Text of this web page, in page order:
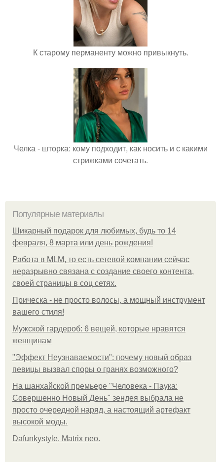
К старому перманенту можно привыкнуть.
Челка - шторка: кому подходит, как носить и с какими
стрижками сочетать.
Популярные материалы
Шикарный подарок для любимых, будь то 14
февраля, 8 марта или день рождения!
Работа в MLM, то есть сетевой компании сейчас
неразрывно связана с создание своего контента,
своей страницы в соц сетях.
Прическа - не просто волосы, а мощный инструмент
вашего стиля!
Мужской гардероб: 6 вещей, которые нравятся
женщинам
"Эффект Неузнаваемости": почему новый образ
певицы вызвал споры о гранях возможного?
На шанхайской премьере "Человека - Паука:
Совершенно Новый День" зендея выбрала не
просто очередной наряд, а настоящий артефакт
высокой моды.
Dafunkystyle. Matrix neo.